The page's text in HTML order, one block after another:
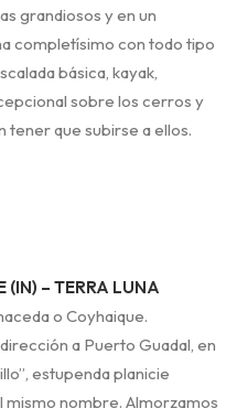
grandiosos y en un
completísimo con todo tipo
básica, kayak,
sobre los cerros y
tener que subirse a ellos.
– TERRA LUNA
o Coyhaique.
a Puerto Guadal, en
estupenda planicie
mismo nombre. Almorzamos